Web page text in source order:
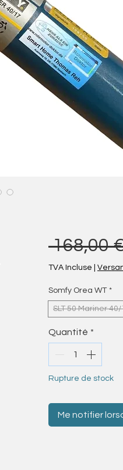
168,00
TVA Incluse
Somfy Orea WT *
SLT 50 Mariner 40/
Quantité *
Rupture de stock
Me notifier